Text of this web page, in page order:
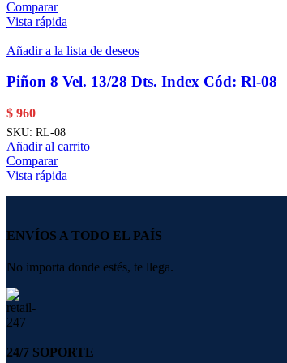
Comparar
Vista rápida
Añadir a la lista de deseos
Piñon 8 Vel. 13/28 Dts. Index Cód: Rl-08
$ 960
SKU: RL-08
Añadir al carrito
Comparar
Vista rápida
ENVÍOS A TODO EL PAÍS
No importa donde estés, te llega.
24/7 SOPORTE